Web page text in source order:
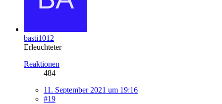
basti1012
Erleuchteter
Reaktionen
484
11. September 2021 um 19:16
#19